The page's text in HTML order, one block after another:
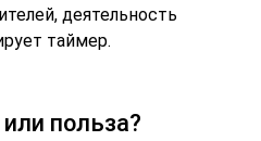
деятельность
таймер.
польза?